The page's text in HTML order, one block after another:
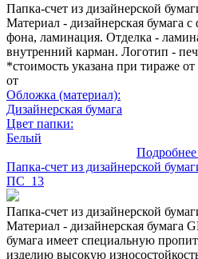
Папка-счет из дизайнерской
Материал - дизайнерская бумага с
фона, ламинация. Отделка -
внутренний карман. Логотип -
*стоимость указана при тираже
от
Обложка (материал):
Дизайнерская бумага
Цвет папки:
Белый
Папка-счет из дизайнерской
ПС_13
Папка-счет из дизайнерской
Материал - дизайнерская бумага
бумага имеет специальную
изделию высокую